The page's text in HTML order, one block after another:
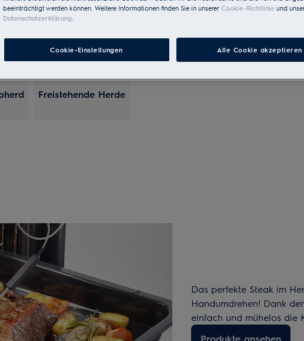
Freistehende Herde
Das perfekte Steak im
Handumdrehen! Dank
einfach und mühelos die
Produkte ansehen
beeinträchtigt werden können. Weitere Informationen finden Sie in unserer Cookie-Richtlinie und
Datenschutzerklärung.
Cookie-Einstellungen Alle Cookie akzeptieren